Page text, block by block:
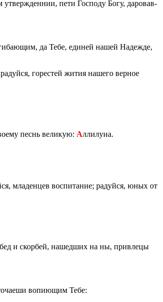
пети Гос­по­ду Богу, да­ро­вав­
да Тебе, еди­ней нашей На­деж­де,
го­ре­стей жития на­ше­го вер­ное
песнь ве­ли­кую: Алли­лу­иа.
мла­ден­цев вос­пи­та­ние; ра­дуй­ся, юных от
и скор­бей, на­шед­ших на ны, при­в­ле­цы
во­пи­ю­щим Тебе: